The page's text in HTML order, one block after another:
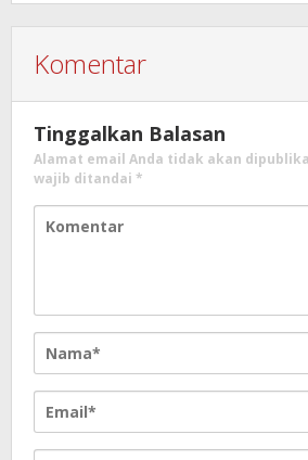
Komentar
Tinggalkan Balasan
Alamat email Anda tidak akan
wajib ditandai *